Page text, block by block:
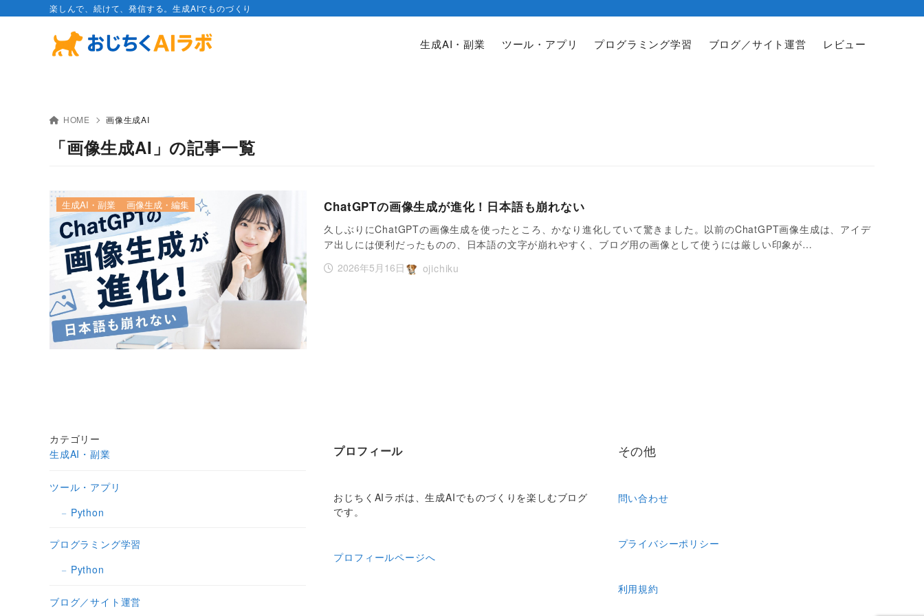
楽しんで、続けて、発信する。生成AIでものづくり
生成AI・副業 ツール・アプリ プログラミング学習 ブログ／サイト運営 レビュー
HOME 画像生成AI
「画像生成AI」の記事一覧
ChatGPTの画像生成が進化！日本語も崩れない
久しぶりにChatGPTの画像生成を使ったところ、かなり進化していて驚きました。以前のChatGPT画像生成は、アイデ
ア出しには便利だったものの、日本語の文字が崩れやすく、ブログ用の画像として使うには厳しい印象が…
2026年5月16日
生成AI・副業 画像生成・編集
ojichiku
カテゴリー
生成AI・副業
ツール・アプリ
Python
プログラミング学習
Python
ブログ／サイト運営
プロフィール
おじちくAIラボは、生成AIでものづくりを楽しむブログ
です。
プロフィールページへ
その他
問い合わせ
プライバシーポリシー
利用規約